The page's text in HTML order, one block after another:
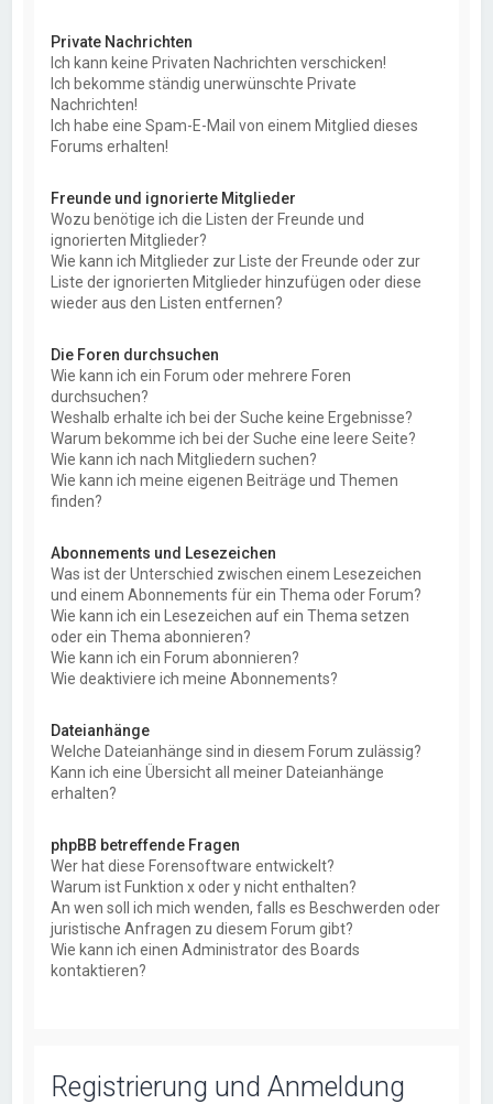
Private Nachrichten
Ich kann keine Privaten Nachrichten verschicken!
Ich bekomme ständig unerwünschte Private
Nachrichten!
Ich habe eine Spam-E-Mail von einem Mitglied dieses
Forums erhalten!
Freunde und ignorierte Mitglieder
Wozu benötige ich die Listen der Freunde und
ignorierten Mitglieder?
Wie kann ich Mitglieder zur Liste der Freunde oder zur
Liste der ignorierten Mitglieder hinzufügen oder diese
wieder aus den Listen entfernen?
Die Foren durchsuchen
Wie kann ich ein Forum oder mehrere Foren
durchsuchen?
Weshalb erhalte ich bei der Suche keine Ergebnisse?
Warum bekomme ich bei der Suche eine leere Seite?
Wie kann ich nach Mitgliedern suchen?
Wie kann ich meine eigenen Beiträge und Themen
finden?
Abonnements und Lesezeichen
Was ist der Unterschied zwischen einem Lesezeichen
und einem Abonnements für ein Thema oder Forum?
Wie kann ich ein Lesezeichen auf ein Thema setzen
oder ein Thema abonnieren?
Wie kann ich ein Forum abonnieren?
Wie deaktiviere ich meine Abonnements?
Dateianhänge
Welche Dateianhänge sind in diesem Forum zulässig?
Kann ich eine Übersicht all meiner Dateianhänge
erhalten?
phpBB betreffende Fragen
Wer hat diese Forensoftware entwickelt?
Warum ist Funktion x oder y nicht enthalten?
An wen soll ich mich wenden, falls es Beschwerden oder
juristische Anfragen zu diesem Forum gibt?
Wie kann ich einen Administrator des Boards
kontaktieren?
Registrierung und Anmeldung